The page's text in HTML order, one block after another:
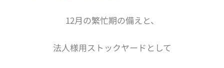
12月の繁忙期の備えと、
法人様用ストックヤードとして